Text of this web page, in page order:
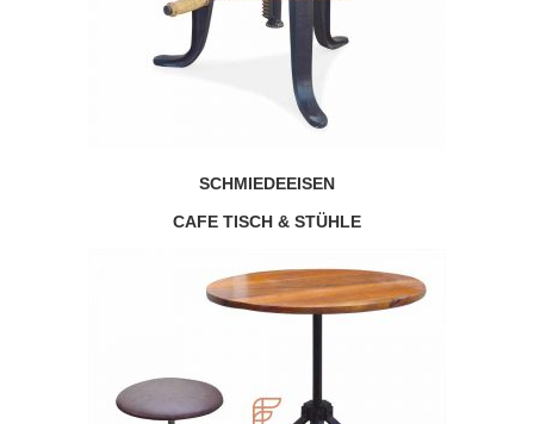
SCHMIEDEEISEN
CAFE TISCH & STÜHLE